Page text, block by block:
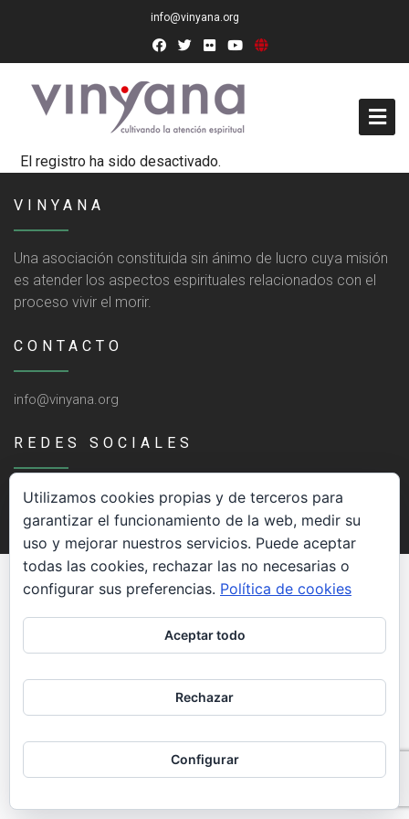
info@vinyana.org
Acceso
Conócenos
Socios Fundadores
Junta Directiva
Presidencia de Honor
Socios Colaboradores
Colaboramos con
Formaciones
Nuestra propuesta de formación
Acompañamiento
Noticias
El registro ha sido desactivado.
VINYANA
Una asociación constituida sin ánimo de lucro cuya misión
es atender los aspectos espirituales relacionados con el
proceso vivir el morir.
CONTACTO
info@vinyana.org
REDES SOCIALES
Utilizamos cookies propias y de terceros para
garantizar el funcionamiento de la web, medir su
uso y mejorar nuestros servicios. Puede aceptar
todas las cookies, rechazar las no necesarias o
configurar sus preferencias. Política de cookies
Aceptar todo
Rechazar
Configurar